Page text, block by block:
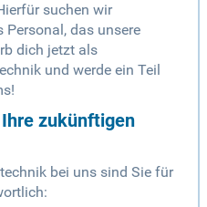
suchen wir
das unsere
dich jetzt als
und werde ein Teil
zukünftigen
bei uns sind Sie für